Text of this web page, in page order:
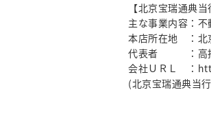
【北京宝瑞通典
主な事業内容：
本店所在地 ：北
代表者 ：高
会社ＵＲＬ ：
(北京宝瑞通典当